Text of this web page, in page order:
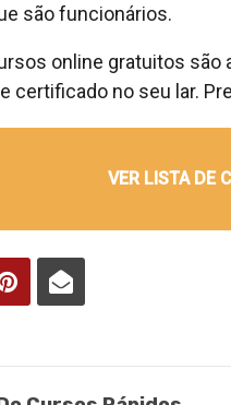
são funcionários.
online gratuitos são
certificado no seu lar.
VER LISTA DE